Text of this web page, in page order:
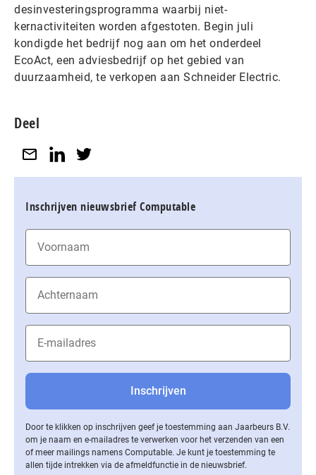
desinvesteringsprogramma waarbij niet-
kernactiviteiten worden afgestoten. Begin juli
kondigde het bedrijf nog aan om het onderdeel
EcoAct, een adviesbedrijf op het gebied van
duurzaamheid, te verkopen aan Schneider Electric.
Deel
Inschrijven nieuwsbrief Computable
Door te klikken op inschrijven geef je toestemming aan Jaarbeurs B.V.
om je naam en e-mailadres te verwerken voor het verzenden van een
of meer mailings namens Computable. Je kunt je toestemming te
allen tijde intrekken via de af­meld­func­tie in de nieuwsbrief.